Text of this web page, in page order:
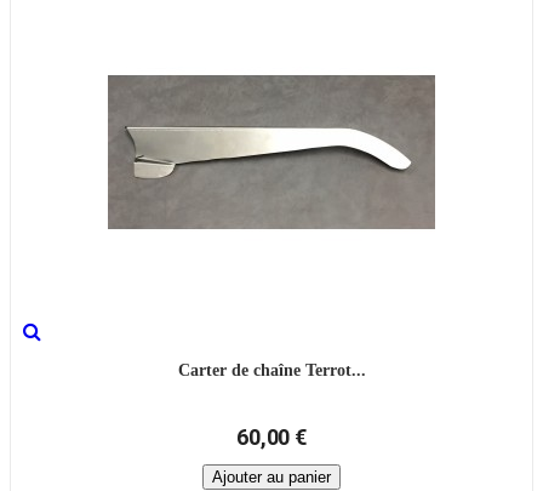
Carter de chaîne Terrot...
60,00 €
Ajouter au panier